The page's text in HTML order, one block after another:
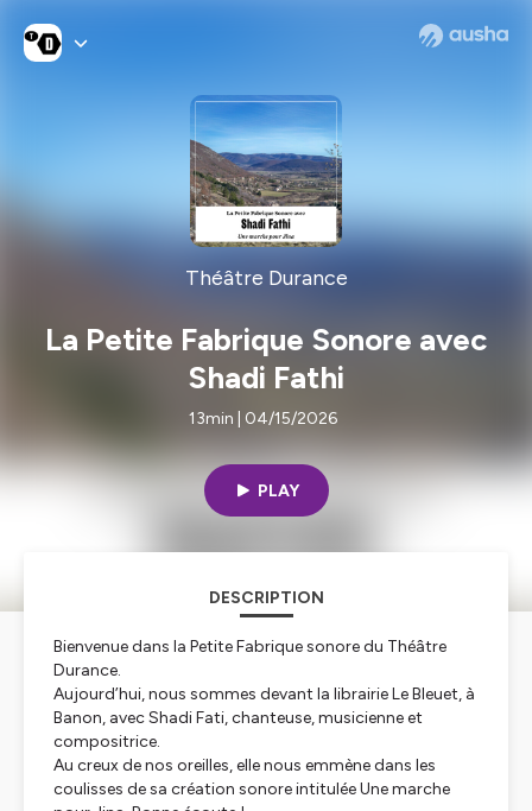
Théâtre Durance
La Petite Fabrique Sonore avec
Shadi Fathi
13min | 04/15/2026
PLAY
DESCRIPTION
Bienvenue dans la Petite Fabrique sonore du Théâtre
Durance.
Aujourd’hui, nous sommes devant la librairie Le Bleuet, à
Banon, avec Shadi Fati, chanteuse, musicienne et
compositrice.
Au creux de nos oreilles, elle nous emmène dans les
coulisses de sa création sonore intituléeUne marche